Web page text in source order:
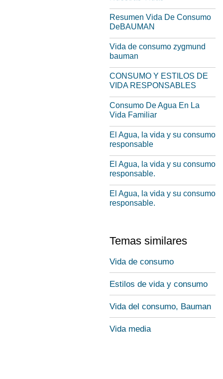
Resumen Vida De Consumo
DeBAUMAN
Vida de consumo zygmund
bauman
CONSUMO Y ESTILOS DE
VIDA RESPONSABLES
Consumo De Agua En La
Vida Familiar
El Agua, la vida y su consumo
responsable
El Agua, la vida y su consumo
responsable.
El Agua, la vida y su consumo
responsable.
Temas similares
Vida de consumo
Estilos de vida y consumo
Vida del consumo, Bauman
Vida media